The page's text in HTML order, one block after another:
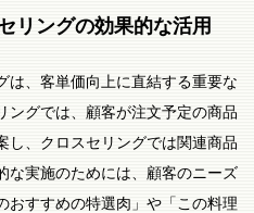
リングの効果的な活用
は、客単価向上に直結する重要な
ングでは、顧客が注文予定の商品
し、クロスセリングでは関連商品
な実施のためには、顧客のニーズ
おすすめの特選肉」や「この料理